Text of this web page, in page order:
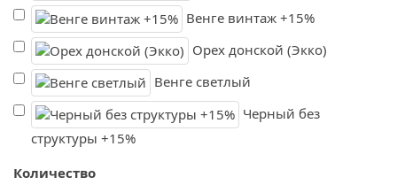
Венге винтаж +15%
Орех донской (Экко)
Венге светлый
Черный без
структуры +15%
Количество